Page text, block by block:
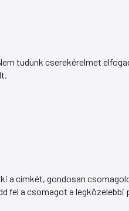
tudunk cserekérelmet
a címkét, gondosan
fel a csomagot a legközelebbi